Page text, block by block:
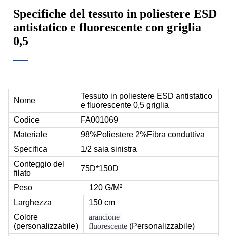
Specifiche del tessuto in poliestere ESD
antistatico e fluorescente con griglia
0,5
Nome
Tessuto in poliestere ESD antistatico
e fluorescente 0,5 griglia
Codice
FA001069
Materiale
98%Poliestere 2%Fibra conduttiva
Specifica
1/2 saia sinistra
Conteggio del
filato
75D*150D
Peso
120 G/M²
Larghezza
150 cm
Colore
(personalizzabile)
arancione
fluorescente (Personalizzabile)